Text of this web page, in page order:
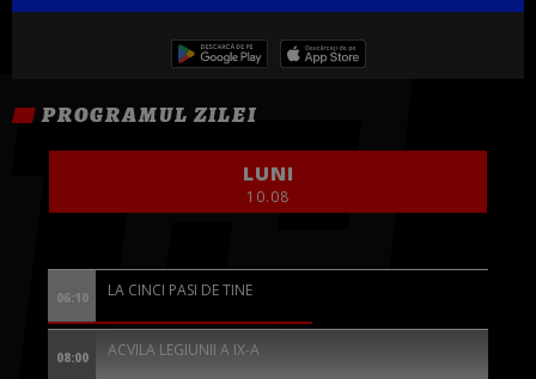
PROGRAMUL ZILEI
LUNI
10.08
06:10 LA CINCI PASI DE TINE
08:00 ACVILA LEGIUNII A IX-A